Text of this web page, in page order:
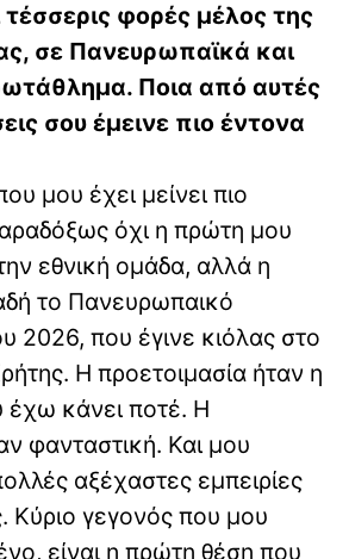
τέσσερις φορές μέλος της
σε Πανευρωπαϊκά και
Ποια από αυτές
σου έμεινε πιο έντονα
μου έχει μείνει πιο
όχι η πρώτη μου
εθνική ομάδα, αλλά η
το Πανευρωπαικό
2026, που έγινε κιόλας στο
Η προετοιμασία ήταν η
έχω κάνει ποτέ. Η
φανταστική. Και μου
αξέχαστες εμπειρίες
Κύριο γεγονός που μου
είναι η πρώτη θέση που